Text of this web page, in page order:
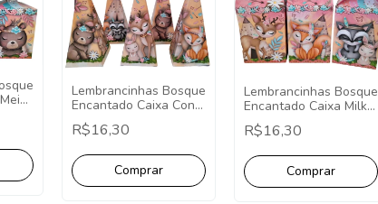
Lembrancinhas Bosque
Encantado Caixa Cone
- Pct com 10 Unidades.
R$16,30
Lembrancinhas Bosque
Encantado Caixa Milk -
Pct com 10 Unidades.
R$16,30